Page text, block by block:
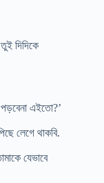
দিদিকে
পড়বেনা এইতো?’
লেগে থাকবি.
যেভাবে